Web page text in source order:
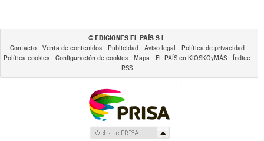
© EDICIONES EL PAÍS S.L.
Contacto Venta de contenidos Publicidad Aviso legal
Política de privacidad
Política cookies
Configuración de cookies Mapa EL PAÍS en KIOSKOyMÁS
Índice
RSS